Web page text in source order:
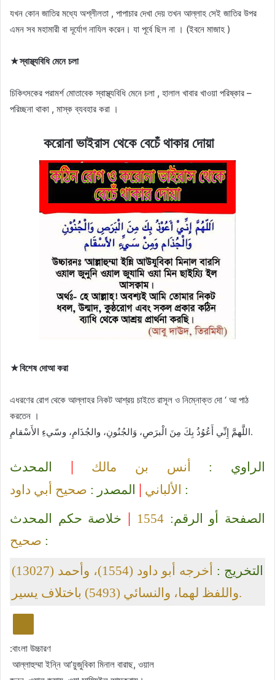
যখন কোন জাতির মধ্যে অশ্লীলতা , পাপাচার দেখা দেয় তখন আল্লাহ সেই জাতির উপর
এমন সব মহামারী বা দূর্যোগ নাযিল করেন। যা পূর্বে ছিল না । (ইবনে মাজাহ )
★স্বাস্থ্যবিধি মেনে চলা
চিকিৎসকের পরামর্শ মােতাবেক স্বাস্থ্যবিধি মেনে চলা , হালাল খাবার খাওয়া পরিষ্কার –
পরিচ্ছনা থাকা , মাস্ক ব্যবহার করা ।
করোনা ভাইরাস থেকে বেচেঁ থাকার দোয়া
★বিশেষ দোআ করা
এধরণের রােগ থেকে আল্লাহর নিকট আশ্রয় চাইতে রাসূল ও নিম্নোক্ত দো ‘ আ পাঠ
করতেন ।
اللَّهمَّ إِنِّي أَعُوُذُ بِكَ مِنَ الْبرَصِ، وَالجُنُونِ، والجُذَامِ، وسّيءِ الأَسْقامِ.
الراوي : أنس بن مالك | المحدث
: الألباني | المصدر : صحيح أبي داود
الصفحة أو الرقم:1554
| خلاصة حكم المحدث
: صحيح
التخريج :
أخرجه أبو داود (1554)، وأحمد (13027)
واللفظ لهما، والنسائي (5493) باختلاف يسير.
বাংলা উচ্চারণ:
আল্লাহুম্মা ইন্নি আ’য়ুজুবিকা মিনাল বারাছ, ওয়াল